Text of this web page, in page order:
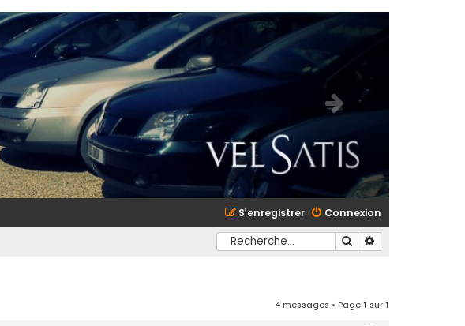
Connexion
S’enregistrer
Rechercher
4 messages • Page1 sur1